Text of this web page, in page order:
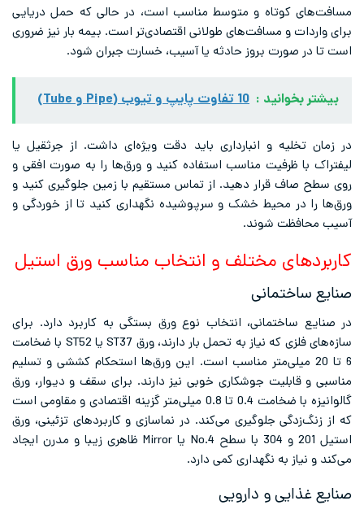
مسافت‌های کوتاه و متوسط مناسب است، در حالی که حمل دریایی
برای واردات و مسافت‌های طولانی اقتصادی‌تر است. بیمه بار نیز ضروری
است تا در صورت بروز حادثه یا آسیب، خسارت جبران شود.
بیشتر بخوانید : 10 تفاوت پایپ و تیوب (Pipe و Tube)
در زمان تخلیه و انبارداری باید دقت ویژه‌ای داشت. از جرثقیل یا
لیفتراک با ظرفیت مناسب استفاده کنید و ورق‌ها را به صورت افقی و
روی سطح صاف قرار دهید. از تماس مستقیم با زمین جلوگیری کنید و
ورق‌ها را در محیط خشک و سرپوشیده نگهداری کنید تا از خوردگی و
آسیب محافظت شوند.
کاربردهای مختلف و انتخاب مناسب ورق استیل
صنایع ساختمانی
در صنایع ساختمانی، انتخاب نوع ورق بستگی به کاربرد دارد. برای
سازه‌های فلزی که نیاز به تحمل بار دارند، ورق ST37 یا ST52 با ضخامت
6 تا 20 میلی‌متر مناسب است. این ورق‌ها استحکام کششی و تسلیم
مناسبی و قابلیت جوشکاری خوبی نیز دارند. برای سقف و دیوار، ورق
گالوانیزه با ضخامت 0.4 تا 0.8 میلی‌متر گزینه اقتصادی و مقاومی است
که از زنگ‌زدگی جلوگیری می‌کند. در نماسازی و کاربردهای تزئینی، ورق
استیل 201 و 304 با سطح No.4 یا Mirror ظاهری زیبا و مدرن ایجاد
می‌کند و نیاز به نگهداری کمی دارد.
صنایع غذایی و دارویی